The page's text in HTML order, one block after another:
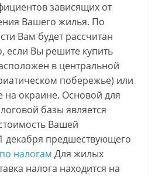
зависящих от
Вашего жилья. По
Вам будет рассчитан
если Вы решите купить
в центральной
побережье) или
окраине. Основой для
базы является
Вашей
декабря предшествующего
налогам Для жилых
налога находится на